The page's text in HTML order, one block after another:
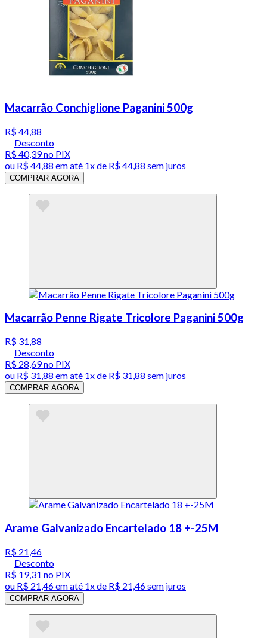
Macarrão Conchiglione Paganini 500g
R$ 44,88
Desconto
R$ 40,39no PIX
ou R$ 44,88 em até 1x de R$ 44,88 sem juros
COMPRAR AGORA
Macarrão Penne Rigate Tricolore Paganini 500g
R$ 31,88
Desconto
R$ 28,69no PIX
ou R$ 31,88 em até 1x de R$ 31,88 sem juros
COMPRAR AGORA
Arame Galvanizado Encartelado 18 +-25M
R$ 21,46
Desconto
R$ 19,31 no PIX
ou R$ 21,46em até 1x de R$ 21,46sem juros
COMPRAR AGORA